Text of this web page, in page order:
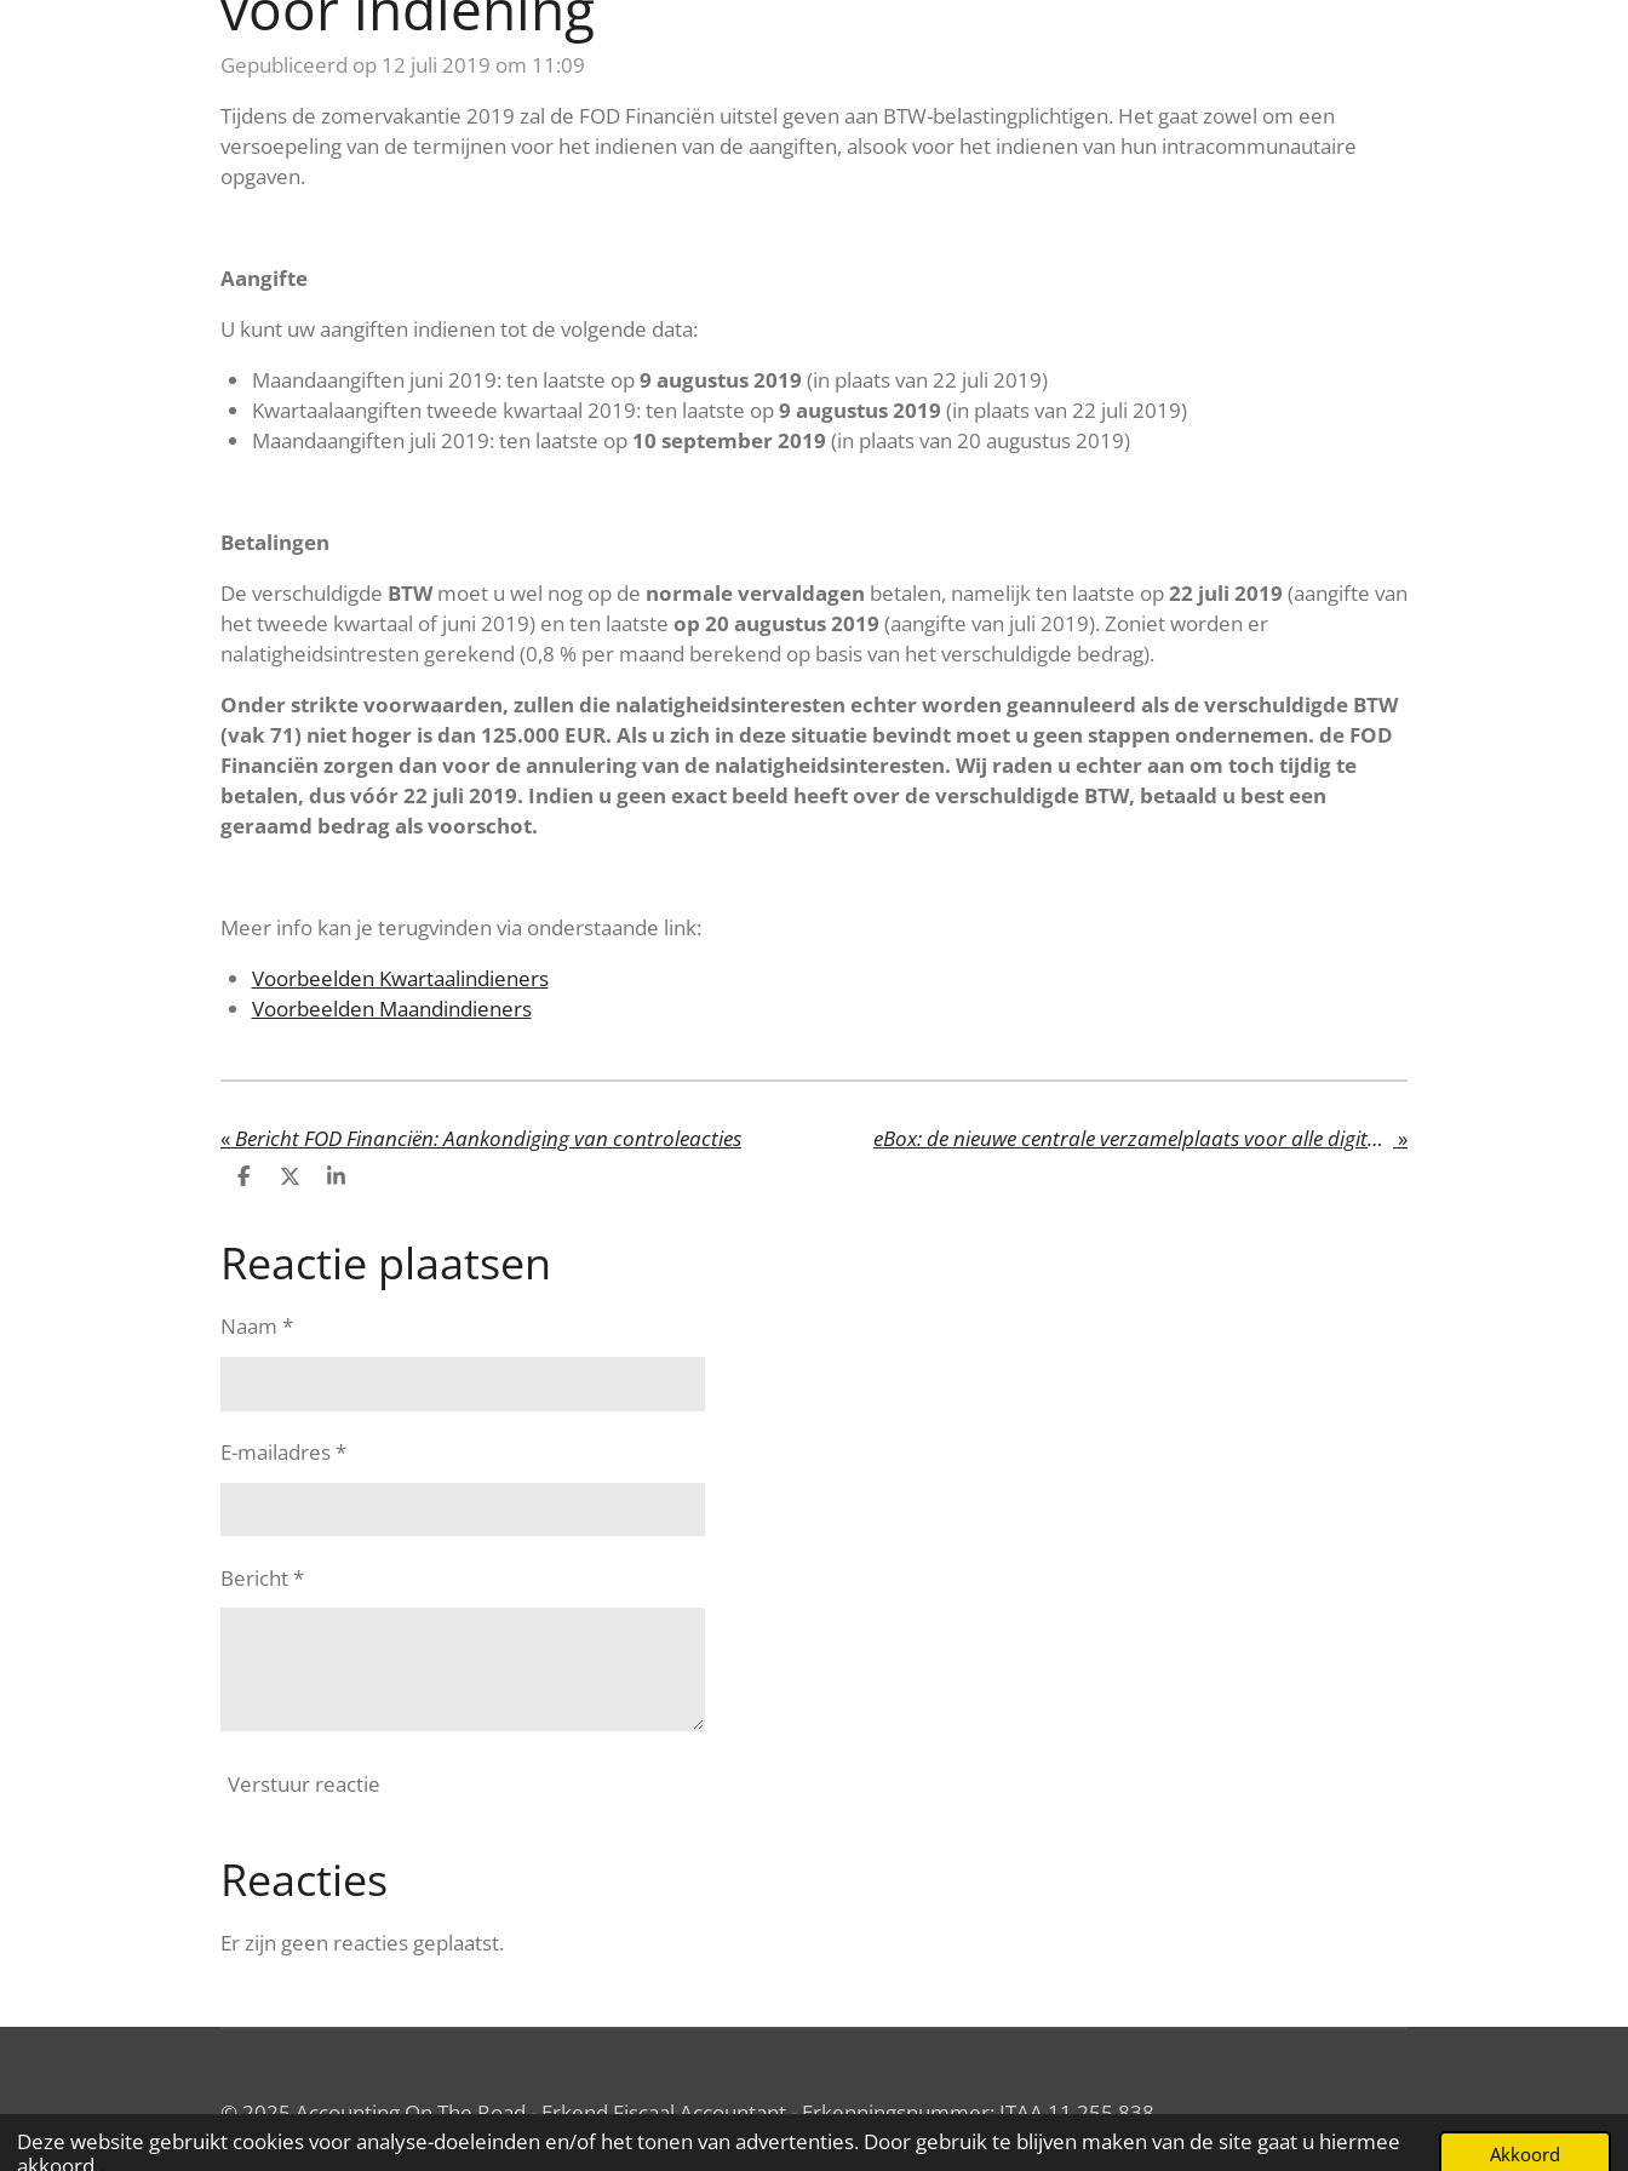
Deze website gebruikt cookies voor analyse-doeleinden en/of het tonen van advertenties. Door gebruik te blijven maken van de site gaat u hiermee
Akkoord
Gepubliceerd op 12 juli 2019 om 11:09
Tijdens de zomervakantie 2019 zal de FOD Financiën uitstel geven aan BTW-belastingplichtigen. Het gaat zowel om een
versoepeling van de termijnen voor het indienen van de aangiften, alsook voor het indienen van hun intracommunautaire
opgaven.
Aangifte
U kunt uw aangiften indienen tot de volgende data:
Maandaangiften juni 2019: ten laatste op9 augustus 2019 (in plaats van 22 juli 2019)
Kwartaalaangiften tweede kwartaal 2019: ten laatste op9 augustus 2019 (in plaats van 22 juli 2019)
Maandaangiften juli 2019: ten laatste op 10 september 2019 (in plaats van 20 augustus 2019)
Betalingen
De verschuldigde BTWmoet u wel nog op de normale vervaldagen betalen, namelijk ten laatste op22 juli 2019 (aangifte van
het tweede kwartaal of juni 2019) en ten laatste op 20 augustus 2019 (aangifte van juli 2019). Zoniet worden er
nalatigheidsintresten gerekend (0,8 % per maand berekend op basis van het verschuldigde bedrag).
Onder strikte voorwaarden, zullen die nalatigheidsinteresten echter worden geannuleerd als de verschuldigde BTW
(vak 71) niet hoger is dan 125.000 EUR. Als u zich in deze situatie bevindt moet u geen stappen ondernemen. de FOD
Financiën zorgen dan voor de annulering van de nalatigheidsinteresten. Wij raden u echter aan om toch tijdig te
betalen, dus vóór 22 juli 2019. Indien u geen exact beeld heeft over de verschuldigde BTW, betaald u best een
geraamd bedrag als voorschot.
Meer info kan je terugvinden via onderstaande link:
Voorbeelden Kwartaalindieners
Voorbeelden Maandindieners
«Bericht FOD Financiën: Aankondiging van controleacties eBox: de nieuwe centrale verzamelplaats voor alle digitale overheidsdocumenten »
D
e
n
D
S
r
Reactie plaatsen
Naam *
E-mailadres *
Bericht *
Verstuur reactie
Reacties
Er zijn geen reacties geplaatst.
© 2025 Accounting On The Road - ErkendFiscaal Accountant- Erkenningsnummer: ITAA11.255.838